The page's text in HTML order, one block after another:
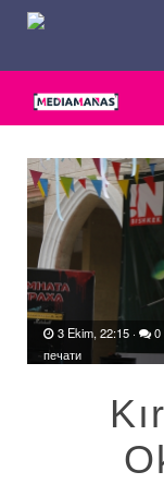
3 Ekim, 22:15 · 0
печати